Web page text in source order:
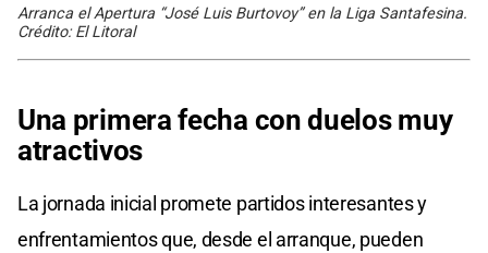
Arranca el Apertura “José Luis Burtovoy” en la Liga Santafesina.
Crédito: El Litoral
Una primera fecha con duelos muy
atractivos
La jornada inicial promete partidos interesantes y
enfrentamientos que, desde el arranque, pueden